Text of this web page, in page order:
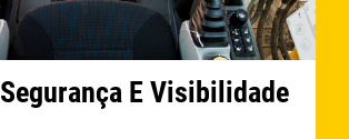
Segurança E Visibilidade